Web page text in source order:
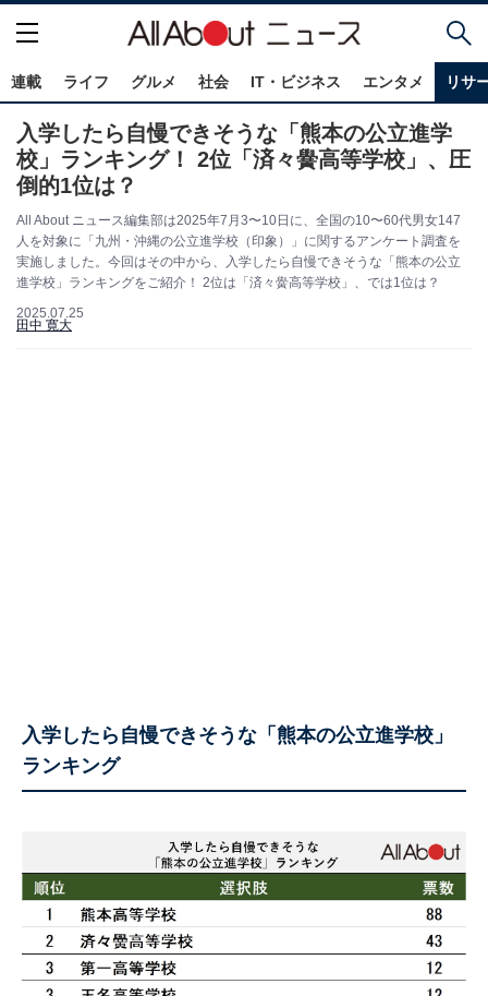
連載 ライフ グルメ 社会 IT・ビジネス エンタメ リサ
入学したら自慢できそうな「熊本の公立進学
校」ランキング！ 2位「済々黌高等学校」、圧
倒的1位は？
All About ニュース編集部は2025年7月3〜10日に、全国の10〜60代男女147
人を対象に「九州・沖縄の公立進学校（印象）」に関するアンケート調査を
実施しました。今回はその中から、入学したら自慢できそうな「熊本の公立
進学校」ランキングをご紹介！ 2位は「済々黌高等学校」、では1位は？
2025.07.25
田中 寛大
入学したら自慢できそうな「熊本の公立進学校」
ランキング